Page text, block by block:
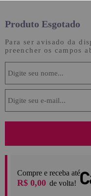
Produto Esgotado
Para ser avisado da
preencher os campos
Compre e receba até
R$ 0,00 de volta!